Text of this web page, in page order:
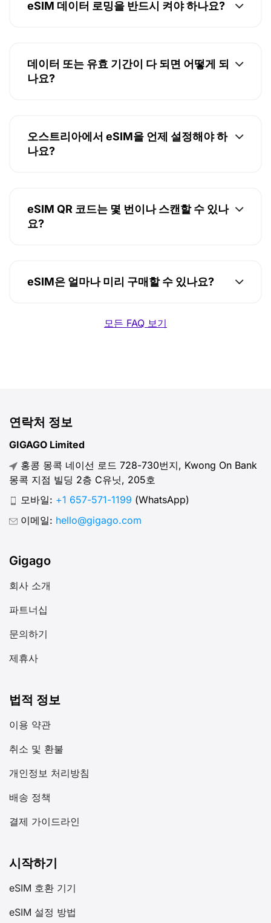
eSIM 데이터 로밍을 반드시 켜야 하나요?
데이터 또는 유효 기간이 다 되면 어떻게 되
나요?
오스트리아에서 eSIM을 언제 설정해야 하
나요?
eSIM QR 코드는 몇 번이나 스캔할 수 있나
요?
eSIM은 얼마나 미리 구매할 수 있나요?
모든 FAQ 보기
연락처 정보
GIGAGO Limited
홍콩 몽콕 네이선 로드 728-730번지, Kwong On Bank
몽콕 지점 빌딩 2층 C유닛, 205호
모바일: +1 657-571-1199 (WhatsApp)
이메일: hello@gigago.com
Gigago
회사 소개
파트너십
문의하기
제휴사
법적 정보
이용 약관
취소 및 환불
개인정보 처리방침
배송 정책
결제 가이드라인
시작하기
eSIM 호환 기기
eSIM 설정 방법